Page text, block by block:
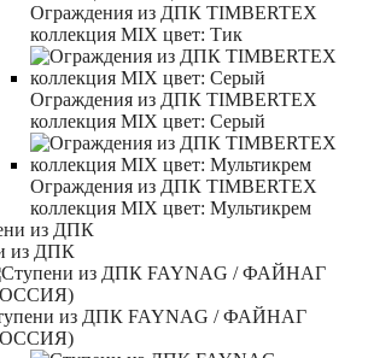
Ограждения из ДПК TIMBERTEX
коллекция MIX цвет: Тик
Ограждения из ДПК TIMBERTEX
коллекция MIX цвет: Серый
Ограждения из ДПК TIMBERTEX
коллекция MIX цвет: Мультикрем
из ДПК
из ДПК FAYNAG / ФАЙНАГ